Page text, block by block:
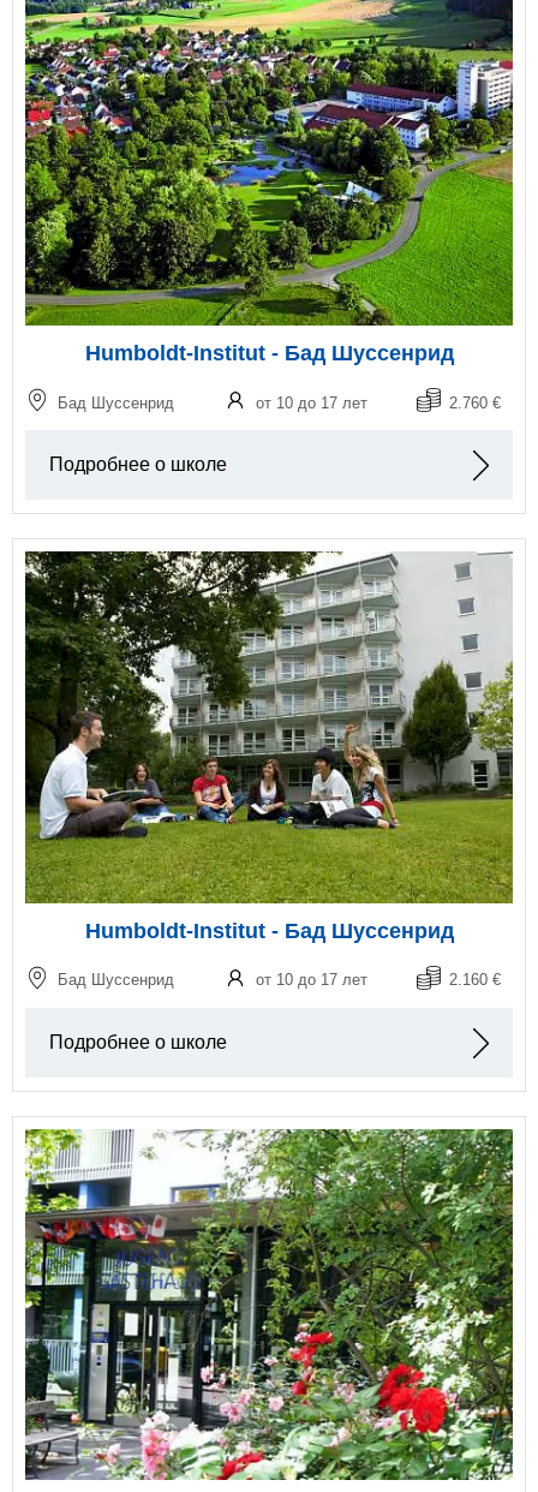
Humboldt-Institut - Бад Шуссенрид
Бад Шуссенрид от 10 до 17 лет 2.760 €
Подробнее о школе
Humboldt-Institut - Бад Шуссенрид
Бад Шуссенрид от 10 до 17 лет 2.160 €
Подробнее о школе